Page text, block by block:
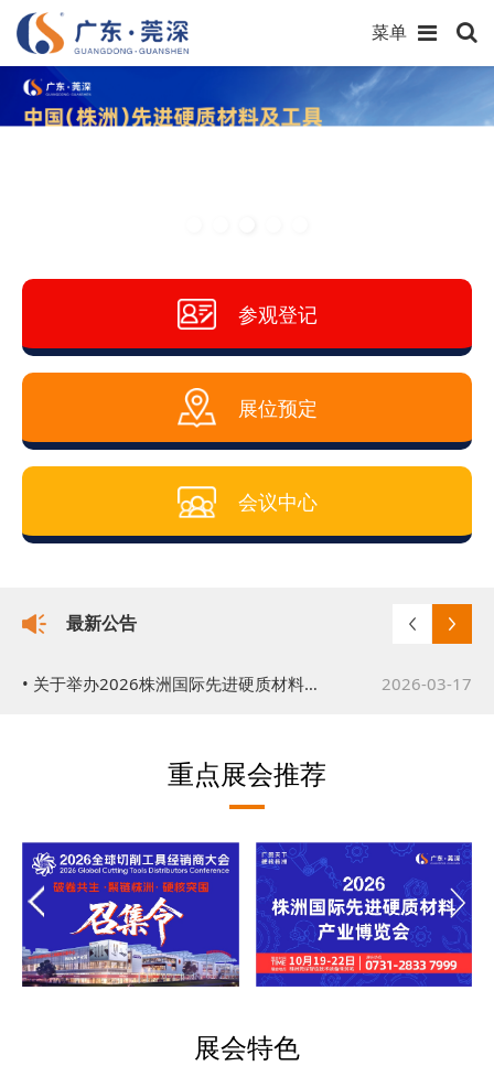
菜单
参观登记
展位预定
会议中心
最新公告
• 关于举办2026株洲国际先进硬质材料产业博览会的通知 2026-03-17
重点展会推荐
展会特色